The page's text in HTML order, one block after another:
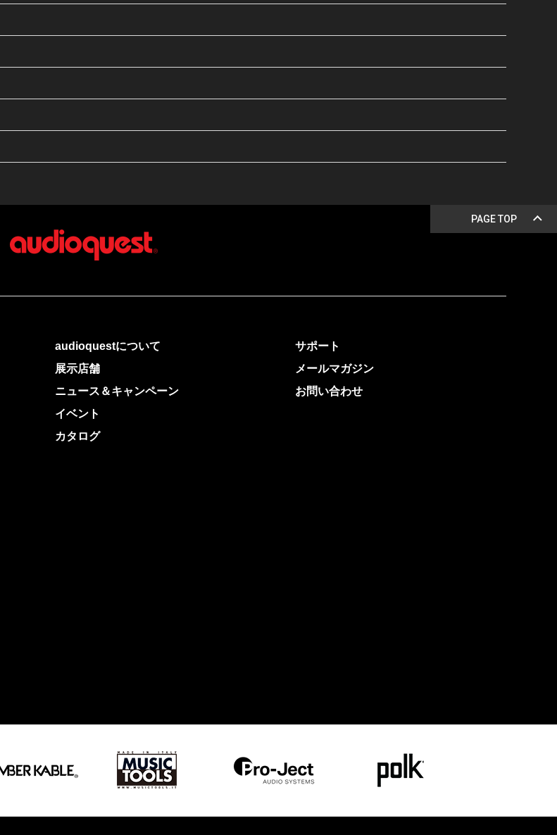
PAGE TOP
audioquestについて
展示店舗
ニュース＆キャンペーン
イベント
カタログ
サポート
メールマガジン
お問い合わせ